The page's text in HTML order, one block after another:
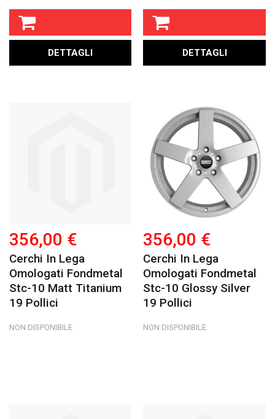
DETTAGLI DETTAGLI
356,00 €
Cerchi In Lega
Omologati Fondmetal
Stc-10 Matt Titanium
19 Pollici
NON DISPONIBILE
356,00 €
Cerchi In Lega
Omologati Fondmetal
Stc-10 Glossy Silver
19 Pollici
NON DISPONIBILE